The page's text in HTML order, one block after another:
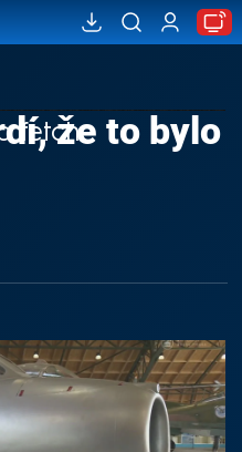
fetchže to bylo